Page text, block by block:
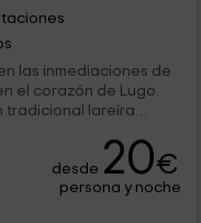
las inmediaciones de
el corazón de Lugo.
tradicional lareira
Con enorme patio,
para mascotas, que
de bebés. Anímate
desde 20€
persona y noche